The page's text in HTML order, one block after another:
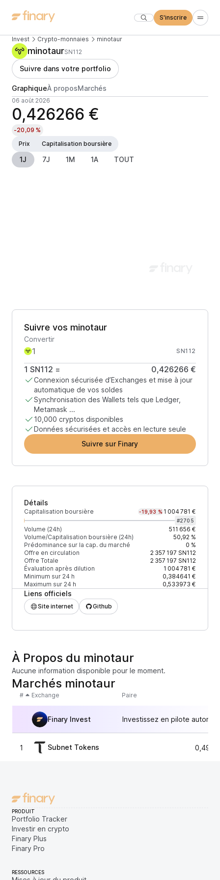
S'inscrire
Invest Crypto-monnaies minotaur
minotaurSN112
Suivre dans votre portfolio
GraphiqueÀ proposMarchés
06 août 2026
0,426266 €
-20,09 %
Prix
Capitalisation boursière
1J 7J 1M 1A TOUT
Suivre vos minotaur
Convertir
SN112
1 SN112 = 0,426266 €
Connexion sécurisée d’Exchanges et mise à jour
automatique de vos soldes
Synchronisation des Wallets tels que Ledger,
Metamask ...
10,000 cryptos disponibles
Données sécurisées et accès en lecture seule
Suivre sur Finary
Détails
Capitalisation boursière -19,93 % 1 004 781 €
#2705
Volume (24h)
511 656 €
Volume/Capitalisation boursière (24h)
50,92 %
Prédominance sur la cap. du marché
0 %
Offre en circulation
2 357 197 SN112
Offre Totale
2 357 197 SN112
Évaluation après dilution
1 004 781 €
Minimum sur 24 h
0,384641 €
Maximum sur 24 h
0,533973 €
Liens officiels
Site internet Github
À Propos du minotaur
Aucune information disponible pour le moment.
Marchés minotaur
# Exchange Paire
Finary Invest Investissez en pilote
1 Subnet Tokens
PRODUIT
Portfolio Tracker
Investir en crypto
Finary Plus
Finary Pro
RESSOURCES